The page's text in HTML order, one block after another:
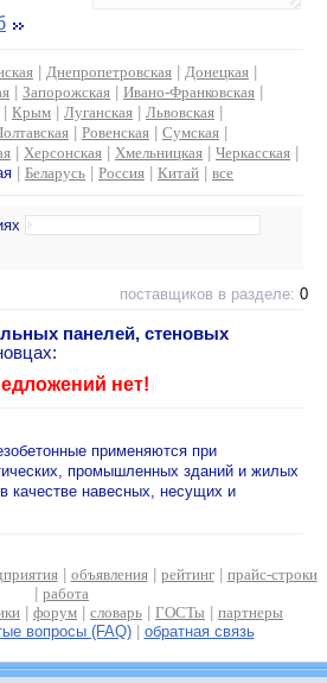
Днепропетровская Донецкая
Запорожская Ивано-Франковская
Крым Луганская Львовская
Ровенская Сумская
Херсонская Хмельницкая Черкасская
Беларусь Россия Китай все
поставщиков в разделе: 0
панелей, стеновых
нет!
применяются при
промышленных зданий и жилых
качестве навесных, несущих и
| объявления| рейтинг| прайс-строки
работа
форум словарь ГОСТы
партнеры
вопросы (FAQ)| обратная связь